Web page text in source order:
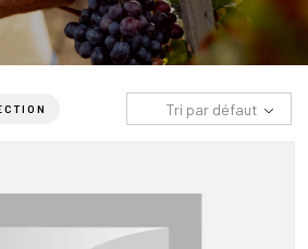
Tri par défaut